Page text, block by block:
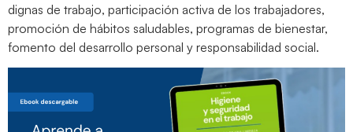
dignas de trabajo, participación activa de los trabajadores,
promoción de hábitos saludables, programas de bienestar,
fomento del desarrollo personal y responsabilidad social.